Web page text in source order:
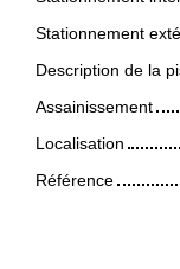
Stationnement
Description de la
Assainissement
Localisation
Référence